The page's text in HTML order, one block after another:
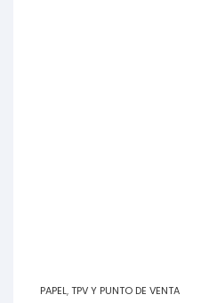
PAPEL,TPV Y PUNTO DE VENTA